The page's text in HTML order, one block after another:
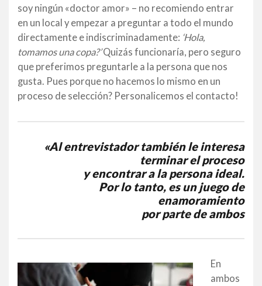
soy ningún «doctor amor» – no recomiendo entrar
en un local y empezar a preguntar a todo el mundo
directamente e indiscriminadamente: ‘Hola,
tomamos una copa?’Quizás funcionaría, pero seguro
que preferimos preguntarle a la persona que nos
gusta. Pues porque no hacemos lo mismo en un
proceso de selección? Personalicemos el contacto!
«Al entrevistador también le interesa
terminar el proceso
y encontrar a la persona ideal.
Por lo tanto, es un juego de
enamoramiento
por parte de ambos
En
ambos